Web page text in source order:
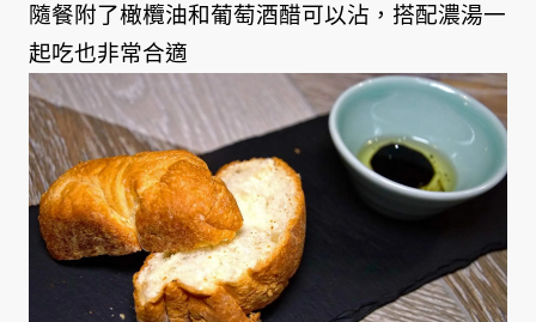
隨餐附了橄欖油和葡萄酒醋可以沾，搭配濃湯一
起吃也非常合適